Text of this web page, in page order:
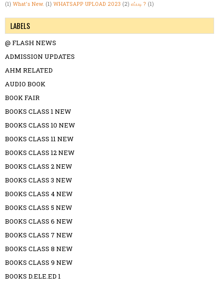
(1) What's New. (1) WHATSAPP UPLOAD 2023 (2) எப்படி ? (1)
LABELS
@ FLASH NEWS
ADMISSION UPDATES
AHM RELATED
AUDIO BOOK
BOOK FAIR
BOOKS CLASS 1 NEW
BOOKS CLASS 10 NEW
BOOKS CLASS 11 NEW
BOOKS CLASS 12 NEW
BOOKS CLASS 2 NEW
BOOKS CLASS 3 NEW
BOOKS CLASS 4 NEW
BOOKS CLASS 5 NEW
BOOKS CLASS 6 NEW
BOOKS CLASS 7 NEW
BOOKS CLASS 8 NEW
BOOKS CLASS 9 NEW
BOOKS D.ELE.ED 1